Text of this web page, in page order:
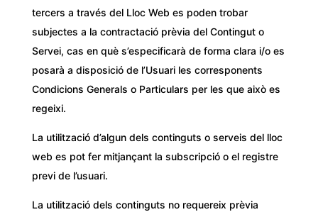
tercers a través del Lloc Web es poden trobar
subjectes a la contractació prèvia del Contingut o
Servei, cas en què s’especificarà de forma clara i/o es
posarà a disposició de l’Usuari les corresponents
Condicions Generals o Particulars per les que això es
regeixi.
La utilització d’algun dels continguts o serveis del lloc
web es pot fer mitjançant la subscripció o el registre
previ de l’usuari.
La utilització dels continguts no requereix prèvia